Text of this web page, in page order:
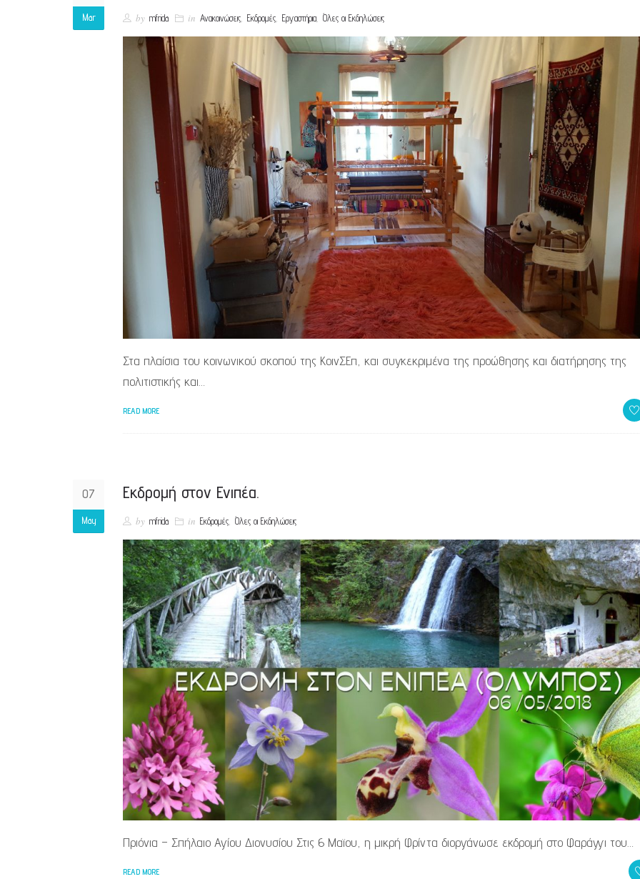
Mar by mfrida in Ανακοινώσεις, Εκδρομές, Εργαστήρια, Όλες οι Εκδηλώσεις
Στα πλαίσια του κοινωνικού σκοπού της ΚοινΣΕπ, και συγκεκριμένα της προώθησης και διατήρησης της
πολιτιστικής και…
READ MORE
07
May
Εκδρομή στον Ενιπέα.
by mfrida in Εκδρομές Όλες οι Εκδηλώσεις
Πριόνια – Σπήλαιο Αγίου Διονυσίου Στις 6 Μαϊου, η μικρή Φρίντα διοργάνωσε εκδρομή στο Φαράγγι του…
READ MORE